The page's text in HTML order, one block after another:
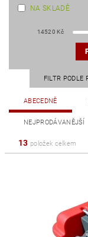
NA SKLADĚ
14520 Kč
FILTR PODLE
ABECEDNĚ
NEJPRODÁVANĚJŠÍ
13 položek celkem